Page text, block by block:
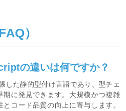
）
の違いは何ですか？
した静的型付け言語であり、型チェ
期に発見できます。大規模かつ複雑
コード品質の向上に寄与します。